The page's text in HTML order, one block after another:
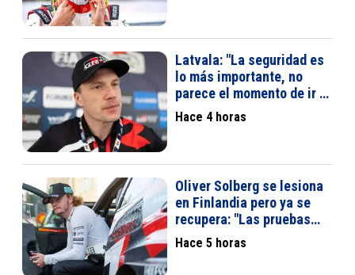
Latvala: "La seguridad es
lo más importante, no
parece el momento de ir a
Arabia"
Hace 4 horas
Oliver Solberg se lesiona
en Finlandia pero ya se
recupera: "Las pruebas
dieron bien"
Hace 5 horas